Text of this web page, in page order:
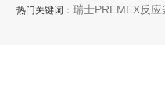
热门关键词： 瑞士PREMEX反应釜、